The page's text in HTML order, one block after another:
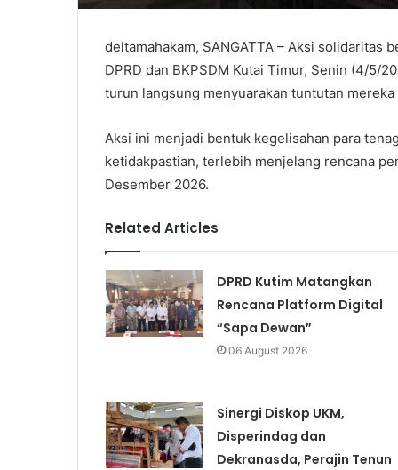
deltamahakam, SANGATTA – Aksi solidaritas
DPRD dan BKPSDM Kutai Timur, Senin (4/5/
turun langsung menyuarakan tuntutan
Aksi ini menjadi bentuk kegelisahan para
ketidakpastian, terlebih menjelang rencana
Desember 2026.
Related Articles
DPRD Kutim Matangkan
Rencana Platform Digital
“Sapa Dewan”
06 August 2026
Sinergi Diskop UKM,
Disperindag dan
Dekranasda, Perajin Tenun